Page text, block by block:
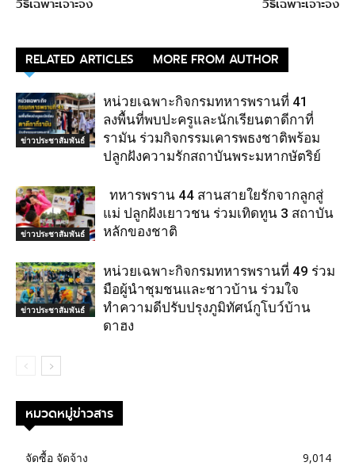
วิธีเฉพาะเจาะจง วิธีเฉพาะเจาะจง
RELATED ARTICLES MORE FROM AUTHOR
ข่าวประชาสัมพันธ์
หน่วยเฉพาะกิจกรมทหารพรานที่ 41
ลงพื้นที่พบปะครูและนักเรียนตาดีกาที่
รามัน ร่วมกิจกรรมเคารพธงชาติพร้อม
ปลูกฝังความรักสถาบันพระมหากษัตริย์
ข่าวประชาสัมพันธ์
ทหารพราน 44 สานสายใยรักจากลูกสู่
แม่ ปลูกฝังเยาวชน ร่วมเทิดทูน 3 สถาบัน
หลักของชาติ
ข่าวประชาสัมพันธ์
หน่วยเฉพาะกิจกรมทหารพรานที่ 49 ร่วม
มือผู้นำชุมชนและชาวบ้าน ร่วมใจ
ทำความดีปรับปรุงภูมิทัศน์กูโบว์บ้าน
ดาฮง
หมวดหมู่ข่าวสาร
จัดซื้อ จัดจ้าง
9,014